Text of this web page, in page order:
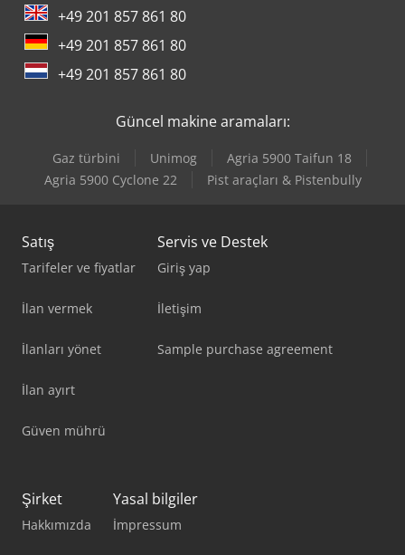
Trumpf Trumatic 6000
Trumpf Trumatic 7000
Trumpf Trupunch 3000
Trumpf Trupunch 5000
+49 201 857 861 80
+49 201 857 861 80
+49 201 857 861 80
Güncel makine aramaları:
Gaz türbini Unimog
Agria 5900 Taifun 18
Agria 5900 Cyclone 22
Pist araçları & Pistenbully
Satış
Tarifeler ve fiyatlar
İlan vermek
İlanları yönet
İlan ayırt
Güven mührü
Servis ve Destek
Giriş yap
İletişim
Sample purchase agreement
Şirket
Hakkımızda
Yasal bilgiler
İmpressum